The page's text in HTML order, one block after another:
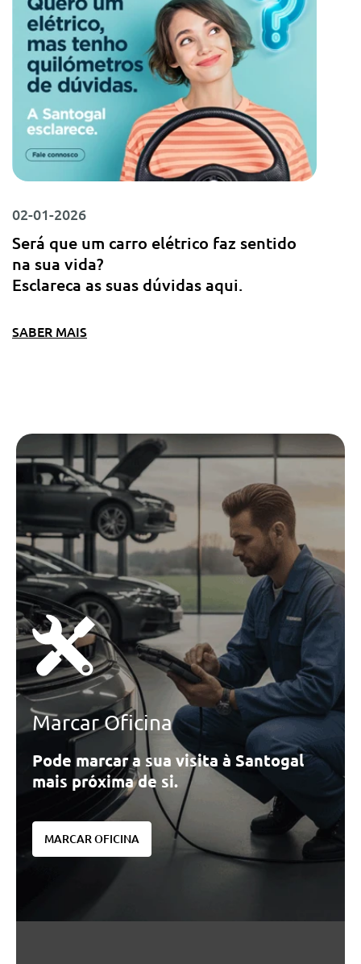
02-01-2026
Será que um carro elétrico faz sentido
na sua vida?
Esclareca as suas dúvidas aqui.
SABER MAIS
Marcar Oficina
Pode marcar a sua visita à Santogal
mais próxima de si.
MARCAR OFICINA